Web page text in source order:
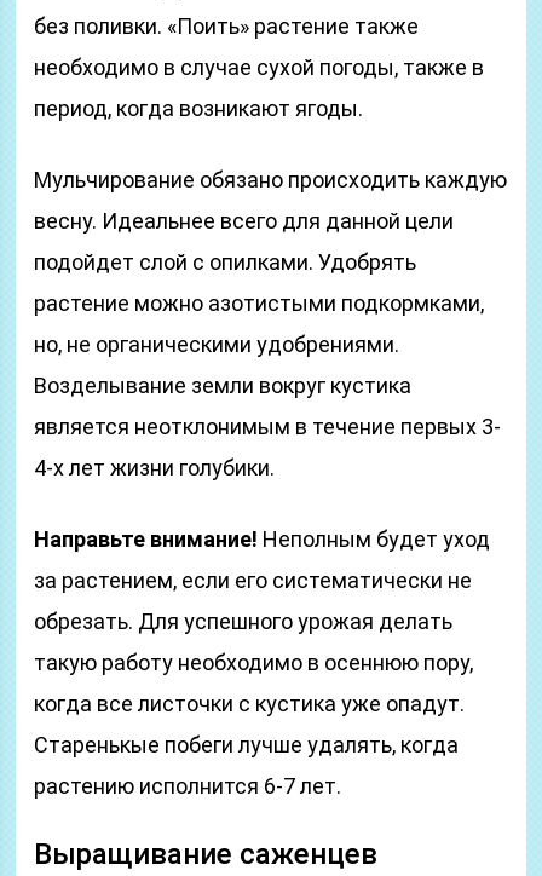
без поливки. «Поить» растение также
необходимо в случае сухой погоды, также в
период, когда возникают ягоды.
Мульчирование обязано происходить каждую
весну. Идеальнее всего для данной цели
подойдет слой с опилками. Удобрять
растение можно азотистыми подкормками,
но, не органическими удобрениями.
Возделывание земли вокруг кустика
является неотклонимым в течение первых 3-
4-х лет жизни голубики.
Направьте внимание! Неполным будет уход
за растением, если его систематически не
обрезать. Для успешного урожая делать
такую ​​работу необходимо в осеннюю пору,
когда все листочки с кустика уже опадут.
Старенькые побеги лучше удалять, когда
растению исполнится 6-7 лет.
Выращивание саженцев